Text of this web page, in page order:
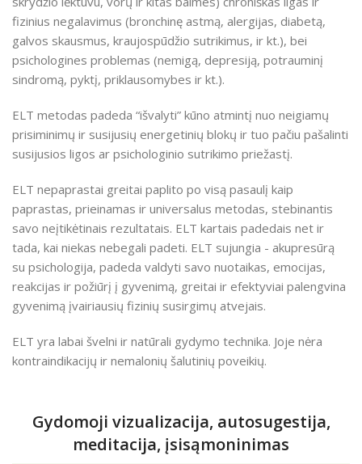
fizinius negalavimus (bronchinę astmą, alergijas, diabetą,
galvos skausmus, kraujospūdžio sutrikimus, ir kt.), bei
psichologines problemas (nemigą, depresiją, potrauminį
sindromą, pyktį, priklausomybes ir kt.).
ELT metodas padeda “išvalyti” kūno atmintį nuo neigiamų
prisiminimų ir susijusių energetinių blokų ir tuo pačiu pašalinti
susijusios ligos ar psichologinio sutrikimo priežastį.
ELT nepaprastai greitai paplito po visą pasaulį kaip
paprastas, prieinamas ir universalus metodas, stebinantis
savo neįtikėtinais rezultatais. ELT kartais padedais net ir
tada, kai niekas nebegali padeti. ELT sujungia - akupresūrą
su psichologija, padeda valdyti savo nuotaikas, emocijas,
reakcijas ir požiūrį į gyvenimą, greitai ir efektyviai palengvina
gyvenimą įvairiausių fizinių susirgimų atvejais.
ELT yra labai švelni ir natūrali gydymo technika. Joje nėra
kontraindikacijų ir nemalonių šalutinių poveikių.
Gydomoji vizualizacija, autosugestija,
meditacija, įsisąmoninimas